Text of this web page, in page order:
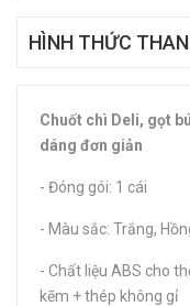
HÌNH THỨC
Chuốt chì Deli, gọt
dáng đơn giản
- Đóng gói: 1 cái
- Màu sắc: Trắng,
- Chất liệu ABS cho
kẽm + thép không gỉ